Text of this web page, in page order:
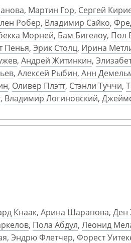
, Мартин Гор, Сергей
Робер, Владимир Сайко,
Морней, Бам Бигелоу, Пол
Пенья, Эрик Столц, Ирина
, Андрей Житинкин,
, Алексей Рыбин, Анн
, Оливер Плэтт, Стэнли Туччи,
, Владимир Логиновский,
Кнаак, Арина Шарапова, Ден
, Пола Абдул, Леонид
, Эндрю Флетчер, Форест